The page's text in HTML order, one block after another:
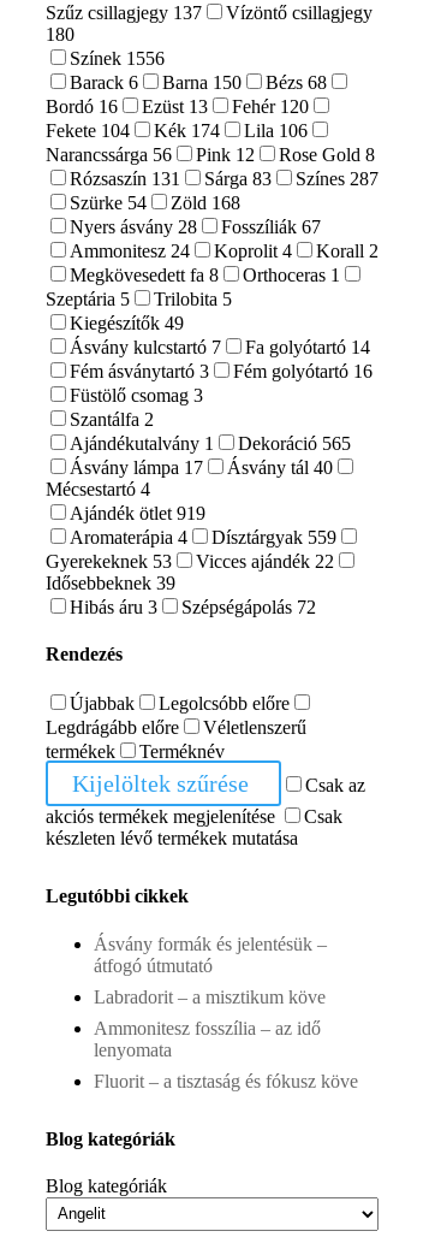
Szűz csillagjegy 137
Vízöntő csillagjegy
180
Színek 1556
Barack 6 Barna 150 Bézs 68
Bordó 16 Ezüst 13 Fehér 120
Fekete 104 Kék 174 Lila 106
Narancssárga 56 Pink 12 Rose Gold 8
Rózsaszín 131 Sárga 83 Színes 287
Szürke 54 Zöld 168
Nyers ásvány 28 Fosszíliák 67
Ammonitesz 24 Koprolit 4 Korall 2
Megkövesedett fa 8 Orthoceras 1
Szeptária 5 Trilobita 5
Kiegészítők 49
Ásvány kulcstartó 7 Fa golyótartó 14
Fém ásványtartó 3 Fém golyótartó 16
Füstölő csomag 3
Szantálfa 2
Ajándékutalvány 1 Dekoráció 565
Ásvány lámpa 17 Ásvány tál 40
Mécsestartó 4
Ajándék ötlet 919
Aromaterápia 4 Dísztárgyak 559
Gyerekeknek 53 Vicces ajándék 22
Idősebbeknek 39
Hibás áru 3 Szépségápolás 72
Rendezés
Újabbak
Legolcsóbb előre
Legdrágább előre
Véletlenszerű
termékek
Terméknév
Kijelöltek szűrése
Csak az
akciós termékek megjelenítése
Csak
készleten lévő termékek mutatása
Legutóbbi cikkek
Ásvány formák és jelentésük –
átfogó útmutató
Labradorit – a misztikum köve
Ammonitesz fosszília – az idő
lenyomata
Fluorit – a tisztaság és fókusz köve
Blog kategóriák
Blog kategóriák